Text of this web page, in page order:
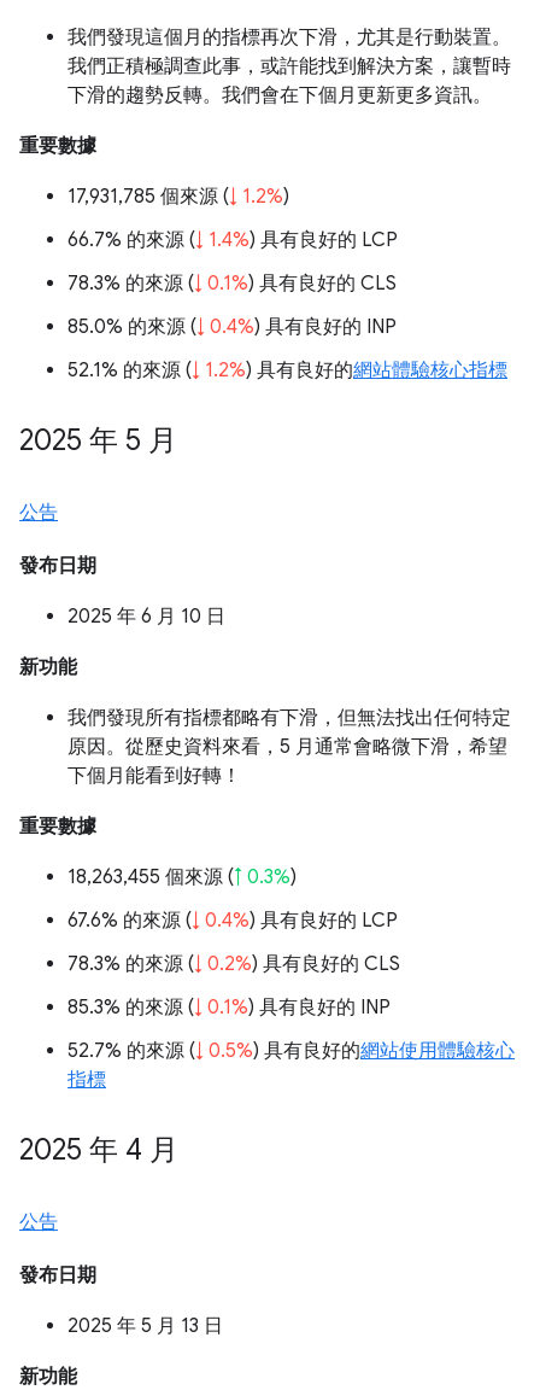
我們發現這個月的指標再次下滑，尤其是行動裝置。
我們正積極調查此事，或許能找到解決方案，讓暫時
下滑的趨勢反轉。我們會在下個月更新更多資訊。
重要數據
17,931,785 個來源 (↓ 1.2%)
66.7% 的來源 (↓ 1.4%) 具有良好的 LCP
78.3% 的來源 (↓ 0.1%) 具有良好的 CLS
85.0% 的來源 (↓ 0.4%) 具有良好的 INP
52.1% 的來源 (↓ 1.2%) 具有良好的網站體驗核心指標
2025 年 5 月
公告
發布日期
2025 年 6 月 10 日
新功能
我們發現所有指標都略有下滑，但無法找出任何特定
原因。從歷史資料來看，5 月通常會略微下滑，希望
下個月能看到好轉！
重要數據
18,263,455 個來源 (↑ 0.3%)
67.6% 的來源 (↓ 0.4%) 具有良好的 LCP
78.3% 的來源 (↓ 0.2%) 具有良好的 CLS
85.3% 的來源 (↓ 0.1%) 具有良好的 INP
52.7% 的來源 (↓ 0.5%) 具有良好的網站使用體驗核心
指標
2025 年 4 月
公告
發布日期
2025 年 5 月 13 日
新功能